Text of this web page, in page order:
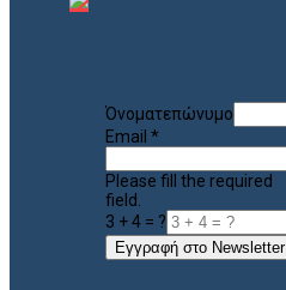
Όνοματεπώνυμο
Email *
Please fill the required
field.
3 + 4 = ?
Εγγραφή στο Newsletter